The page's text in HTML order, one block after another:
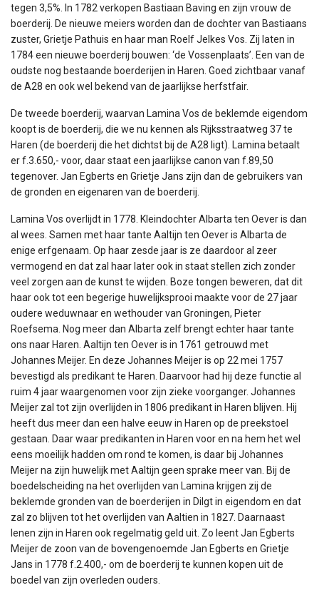
tegen 3,5%. In 1782 verkopen Bastiaan Baving en zijn vrouw de
boerderij. De nieuwe meiers worden dan de dochter van Bastiaans
zuster, Grietje Pathuis en haar man Roelf Jelkes Vos. Zij laten in
1784 een nieuwe boerderij bouwen: ‘de Vossenplaats’. Een van de
oudste nog bestaande boerderijen in Haren. Goed zichtbaar vanaf
de A28 en ook wel bekend van de jaarlijkse herfstfair.
De tweede boerderij, waarvan Lamina Vos de beklemde eigendom
koopt is de boerderij, die we nu kennen als Rijksstraatweg 37 te
Haren (de boerderij die het dichtst bij de A28 ligt). Lamina betaalt
er f.3.650,- voor, daar staat een jaarlijkse canon van f.89,50
tegenover. Jan Egberts en Grietje Jans zijn dan de gebruikers van
de gronden en eigenaren van de boerderij.
Lamina Vos overlijdt in 1778. Kleindochter Albarta ten Oever is dan
al wees. Samen met haar tante Aaltijn ten Oever is Albarta de
enige erfgenaam. Op haar zesde jaar is ze daardoor al zeer
vermogend en dat zal haar later ook in staat stellen zich zonder
veel zorgen aan de kunst te wijden. Boze tongen beweren, dat dit
haar ook tot een begerige huwelijksprooi maakte voor de 27 jaar
oudere weduwnaar en wethouder van Groningen, Pieter
Roefsema. Nog meer dan Albarta zelf brengt echter haar tante
ons naar Haren. Aaltijn ten Oever is in 1761 getrouwd met
Johannes Meijer. En deze Johannes Meijer is op 22 mei 1757
bevestigd als predikant te Haren. Daarvoor had hij deze functie al
ruim 4 jaar waargenomen voor zijn zieke voorganger. Johannes
Meijer zal tot zijn overlijden in 1806 predikant in Haren blijven. Hij
heeft dus meer dan een halve eeuw in Haren op de preekstoel
gestaan. Daar waar predikanten in Haren voor en na hem het wel
eens moeilijk hadden om rond te komen, is daar bij Johannes
Meijer na zijn huwelijk met Aaltijn geen sprake meer van. Bij de
boedelscheiding na het overlijden van Lamina krijgen zij de
beklemde gronden van de boerderijen in Dilgt in eigendom en dat
zal zo blijven tot het overlijden van Aaltien in 1827. Daarnaast
lenen zijn in Haren ook regelmatig geld uit. Zo leent Jan Egberts
Meijer de zoon van de bovengenoemde Jan Egberts en Grietje
Jans in 1778 f.2.400,- om de boerderij te kunnen kopen uit de
boedel van zijn overleden ouders.